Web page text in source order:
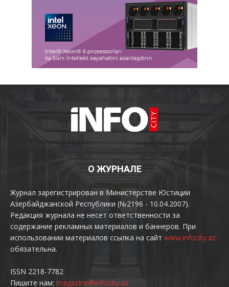
О ЖУРНАЛЕ
Журнал зарегистрирован в Министерстве Юстиции
Азербайджанской Республики (№2196 - 10.04.2007).
Редакция журнала не несет ответственности за
содержание рекламных материалов и баннеров. При
использовании материалов ссылка на сайт www.infocity.az
обязательна.
ISSN 2218-7782
Пишите нам: magazine@infocity.az